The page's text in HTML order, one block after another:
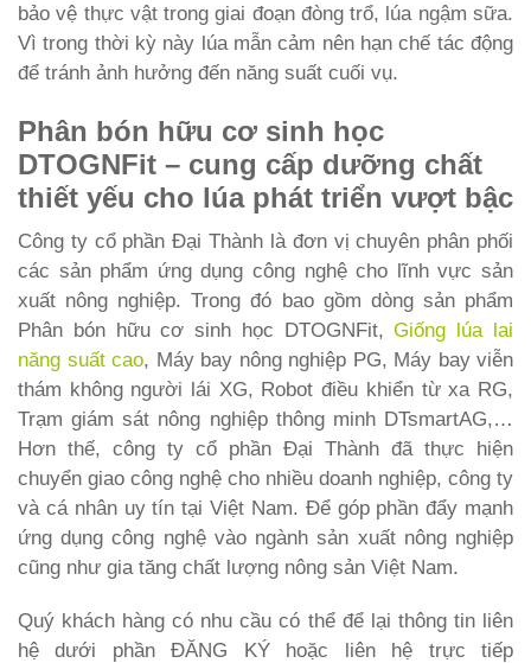
bảo vệ thực vật trong giai đoạn đòng trổ, lúa ngậm sữa.
Vì trong thời kỳ này lúa mẫn cảm nên hạn chế tác động
để tránh ảnh hưởng đến năng suất cuối vụ.
Phân bón hữu cơ sinh học
DTOGNFit – cung cấp dưỡng chất
thiết yếu cho lúa phát triển vượt bậc
Công ty cổ phần Đại Thành là đơn vị chuyên phân phối
các sản phẩm ứng dụng công nghệ cho lĩnh vực sản
xuất nông nghiệp. Trong đó bao gồm dòng sản phẩm
Phân bón hữu cơ sinh học DTOGNFit,Giống lúa lai
năng suất cao, Máy bay nông nghiệp PG, Máy bay viễn
thám không người lái XG, Robot điều khiển từ xa RG,
Trạm giám sát nông nghiệp thông minh DTsmartAG,…
Hơn thế, công ty cổ phần Đại Thành đã thực hiện
chuyển giao công nghệ cho nhiều doanh nghiệp, công ty
và cá nhân uy tín tại Việt Nam. Để góp phần đẩy mạnh
ứng dụng công nghệ vào ngành sản xuất nông nghiệp
cũng như gia tăng chất lượng nông sản Việt Nam.
Quý khách hàng có nhu cầu có thể để lại thông tin liên
hệ dưới phần ĐĂNG KÝ hoặc liên hệ trực tiếp